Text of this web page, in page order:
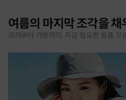
여름의 마지막 조각을 채
모자부터 가방까지, 지금 필요한 용품 모